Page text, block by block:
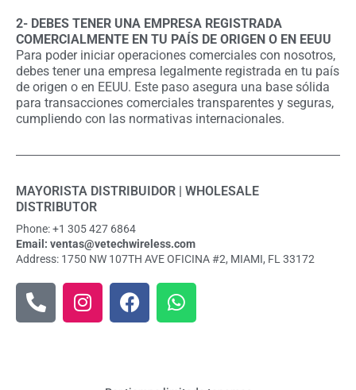
2- DEBES TENER UNA EMPRESA REGISTRADA
COMERCIALMENTE EN TU PAÍS DE ORIGEN O EN EEUU
Para poder iniciar operaciones comerciales con nosotros,
debes tener una empresa legalmente registrada en tu país
de origen o en EEUU. Este paso asegura una base sólida
para transacciones comerciales transparentes y seguras,
cumpliendo con las normativas internacionales.
MAYORISTA DISTRIBUIDOR | WHOLESALE
DISTRIBUTOR
Phone: +1 305 427 6864
Email: ventas@vetechwireless.com
Address: 1750 NW 107TH AVE OFICINA #2, MIAMI, FL 33172
h
I
n
F
a
W
h